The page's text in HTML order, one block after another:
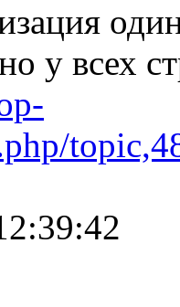
у всех